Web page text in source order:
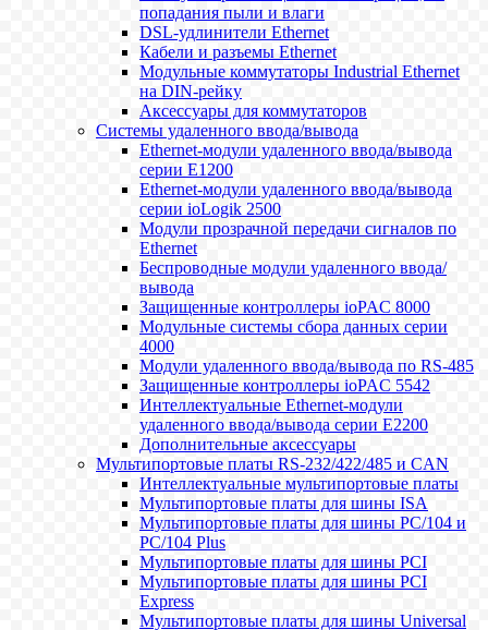
попадания пыли и влаги
DSL-удлинители Ethernet
Кабели и разъемы Ethernet
Модульные коммутаторы Industrial Ethernet
на DIN-рейку
Аксессуары для коммутаторов
Системы удаленного ввода/вывода
Ethernet-модули удаленного ввода/вывода
серии E1200
Ethernet-модули удаленного ввода/вывода
серии ioLogik 2500
Модули прозрачной передачи сигналов по
Ethernet
Беспроводные модули удаленного ввода/
вывода
Защищенные контроллеры ioPAC 8000
Модульные системы сбора данных серии
4000
Модули удаленного ввода/вывода по RS-485
Защищенные контроллеры ioPAC 5542
Интеллектуальные Ethernet-модули
удаленного ввода/вывода серии E2200
Дополнительные аксессуары
Мультипортовые платы RS-232/422/485 и CAN
Интеллектуальные мультипортовые платы
Мультипортовые платы для шины ISA
Мультипортовые платы для шины PC/104 и
PC/104 Plus
Мультипортовые платы для шины PCI
Мультипортовые платы для шины PCI
Express
Мультипортовые платы для шины Universal